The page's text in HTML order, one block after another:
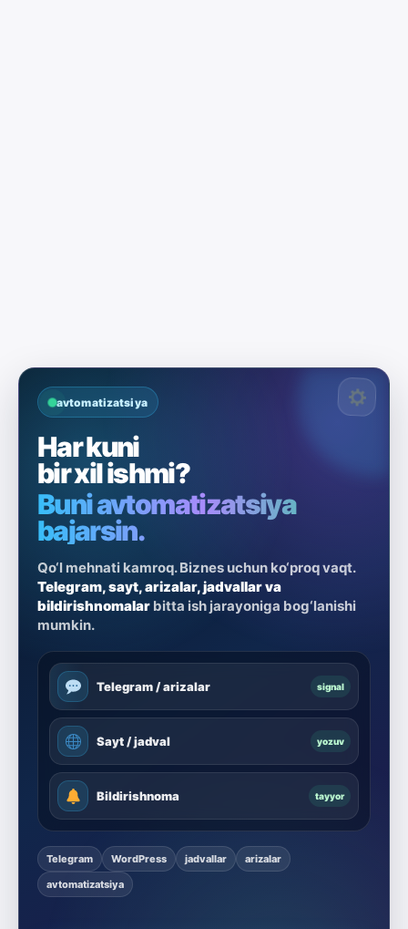
avtomatizatsiya
Har kuni
bir xil ishmi?
Buni avtomatizatsiya
bajarsin.
Qo‘l mehnati kamroq. Biznes uchun ko‘proq vaqt.
Telegram, sayt, arizalar, jadvallar va
bildirishnomalar bitta ish jarayoniga bog‘lanishi
mumkin.
Telegram / arizalar signal
Sayt / jadval yozuv
Bildirishnoma tayyor
Telegram WordPress jadvallar
arizalar
avtomatizatsiya